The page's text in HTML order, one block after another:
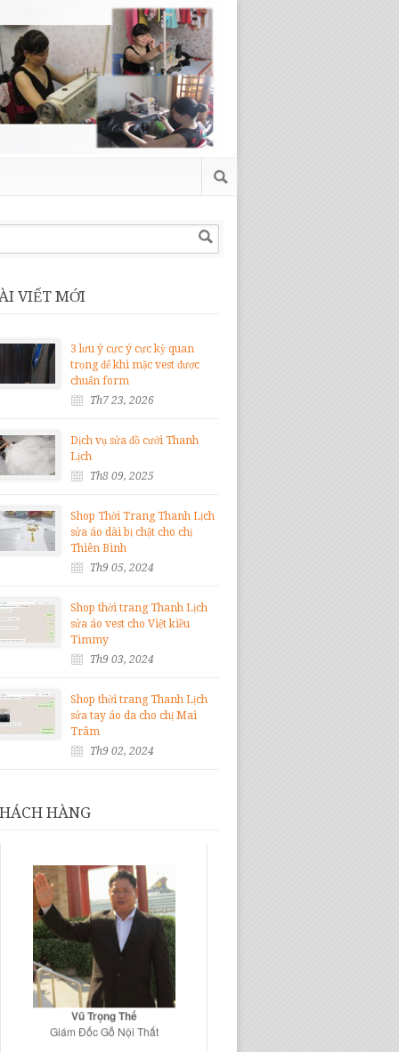
VIẾT MỚI
3 lưu ý cực ý cực kỳ quan
trọng để khi mặc vest được
chuẩn form
Th7 23, 2026
Dịch vụ sửa đồ cưới Thanh
Lịch
Th8 09, 2025
Shop Thời Trang Thanh Lịch
sửa áo dài bị chật cho chị
Thiên Bình
Th9 05, 2024
Shop thời trang Thanh Lịch
sửa áo vest cho Việt kiều
Timmy
Th9 03, 2024
Shop thời trang Thanh Lịch
sửa tay áo da cho chị Mai
Trâm
Th9 02, 2024
HÀNG
Vũ Trọng Thế
Giám Đốc Gỗ Nội Thất